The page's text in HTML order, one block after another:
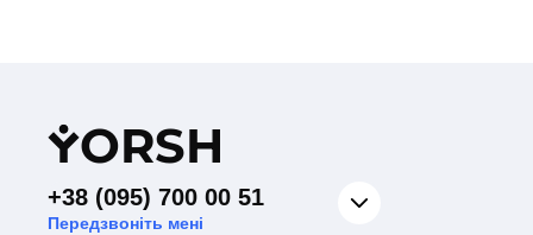
YORSH
+38 (095) 700 00 51
Передзвоніть мені